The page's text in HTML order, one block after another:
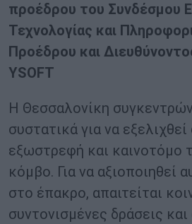
προέδρου του Συνδέσμου
Τεχνολογίας και
Προέδρου και
YSOFT
Η Θεσσαλονίκη
συστατικά για να
εξωστρεφή και καινοτόμο
κόμβο. Για να αξιοποιηθεί
στο έπακρο, απαιτείται
συντονισμένες δράσεις